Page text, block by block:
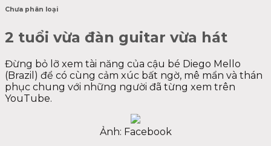
Chưa phân loại
2 tuổi vừa đàn guitar vừa hát
Đừng bỏ lỡ xem tài năng của cậu bé Diego Mello
(Brazil) để có cùng cảm xúc bất ngờ, mê mẩn và thán
phục chung với những người đã từng xem trên
YouTube.
Ảnh: Facebook